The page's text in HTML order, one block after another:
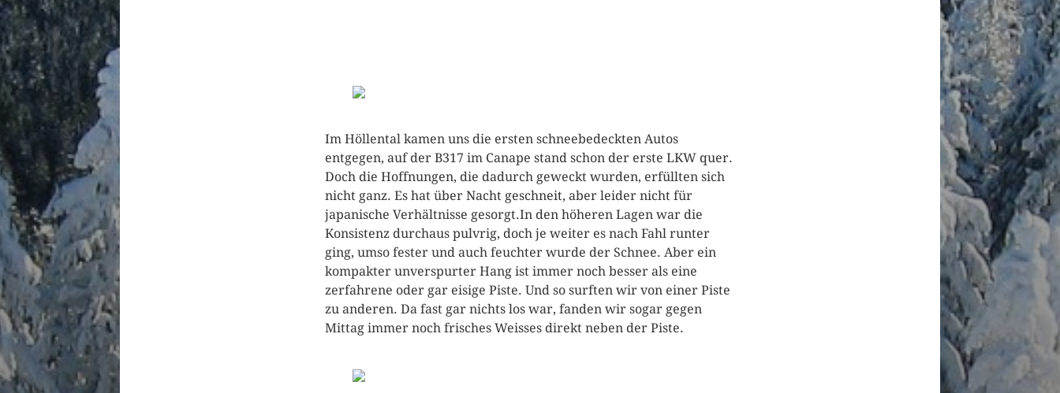
Im Höllental kamen uns die ersten schneebedeckten Autos
entgegen, auf der B317 im Canape stand schon der erste LKW quer.
Doch die Hoffnungen, die dadurch geweckt wurden, erfüllten sich
nicht ganz. Es hat über Nacht geschneit, aber leider nicht für
japanische Verhältnisse gesorgt.In den höheren Lagen war die
Konsistenz durchaus pulvrig, doch je weiter es nach Fahl runter
ging, umso fester und auch feuchter wurde der Schnee. Aber ein
kompakter unverspurter Hang ist immer noch besser als eine
zerfahrene oder gar eisige Piste. Und so surften wir von einer Piste
zu anderen. Da fast gar nichts los war, fanden wir sogar gegen
Mittag immer noch frisches Weisses direkt neben der Piste.